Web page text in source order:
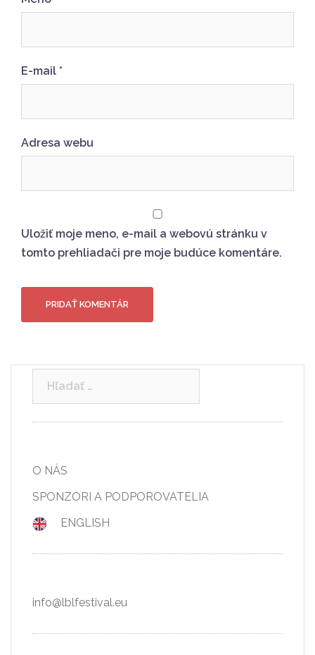
E-mail *
Adresa webu
Uložiť moje meno, e-mail a webovú stránku v
tomto prehliadači pre moje budúce komentáre.
O NÁS
SPONZORI A PODPOROVATELIA
ENGLISH
info@lblfestival.eu